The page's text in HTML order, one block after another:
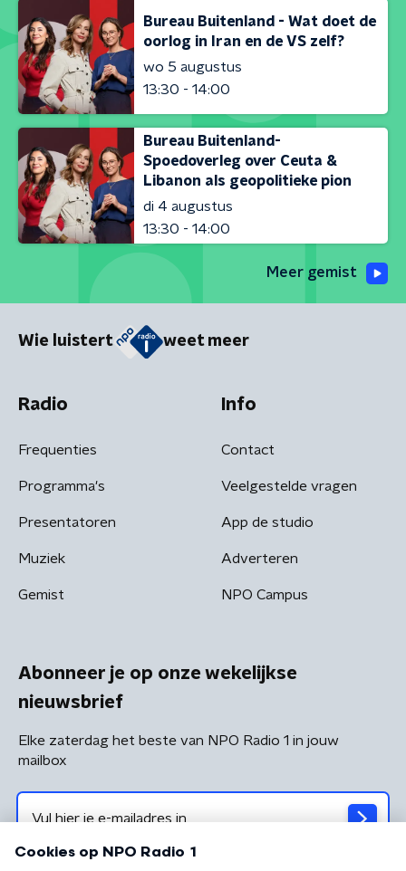
Bureau Buitenland - Wat doet de
oorlog in Iran en de VS zelf?
wo 5 augustus
13:30 - 14:00
Bureau Buitenland-
Spoedoverleg over Ceuta &
Libanon als geopolitieke pion
di 4 augustus
13:30 - 14:00
Meer gemist
Wie luistert weet meer
Radio
Frequenties
Programma's
Presentatoren
Muziek
Gemist
Info
Contact
Veelgestelde vragen
App de studio
Adverteren
NPO Campus
Abonneer je op onze wekelijkse
nieuwsbrief
Elke zaterdag het beste van NPO Radio 1 in jouw
mailbox